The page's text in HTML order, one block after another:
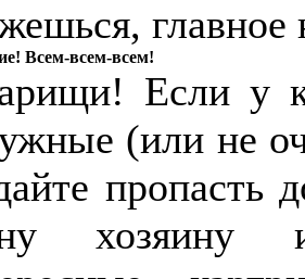
главное
Всем-всем-всем!
Если у
(или не
пропасть
хозяину